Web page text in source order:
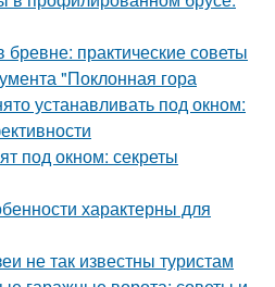
практические советы
"Поклонная гора
устанавливать под окном:
под окном: секреты
характерны для
не так известны туристам